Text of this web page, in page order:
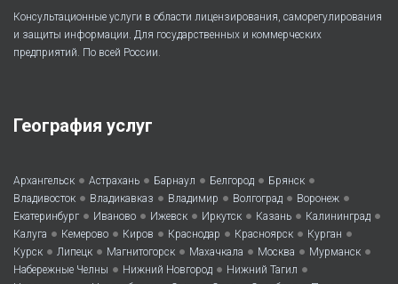
Консультационные услуги в области лицензирования, саморегулирования
и защиты информации. Для государственных и коммерческих
предприятий. По всей России.
География услуг
Архангельск • Астрахань • Барнаул • Белгород • Брянск •
Владивосток • Владикавказ • Владимир • Волгоград • Воронеж •
Екатеринбург • Иваново • Ижевск • Иркутск • Казань • Калининград •
Калуга • Кемерово • Киров • Краснодар • Красноярск • Курган •
Курск • Липецк • Магнитогорск • Махачкала • Москва • Мурманск •
Набережные Челны • Нижний Новгород • Нижний Тагил •